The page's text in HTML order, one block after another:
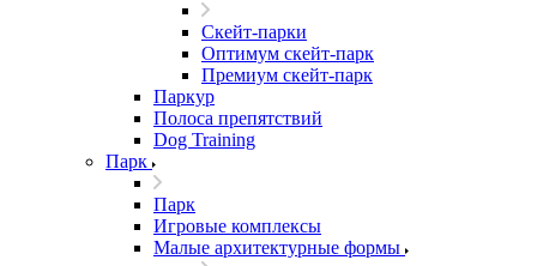
Скейт-парки
Оптимум скейт-парк
Премиум скейт-парк
Паркур
Полоса препятствий
Dog Training
Парк
Парк
Игровые комплексы
Малые архитектурные формы